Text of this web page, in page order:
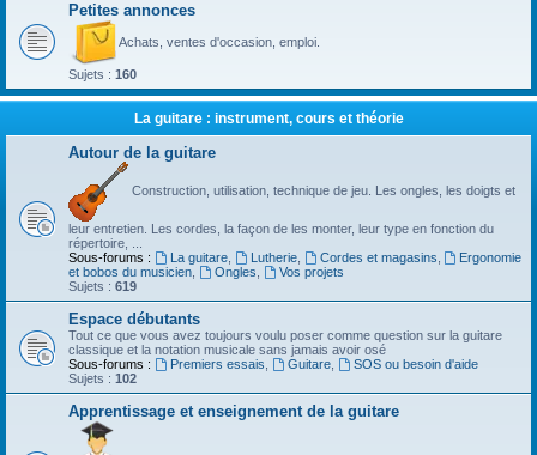
Petites annonces
Achats, ventes d'occasion, emploi.
Sujets : 160
La guitare : instrument, cours et théorie
Autour de la guitare
Construction, utilisation, technique de jeu. Les ongles, les doigts et
leur entretien. Les cordes, la façon de les monter, leur type en fonction du
répertoire, ...
Sous-forums :
La guitare, Lutherie, Cordes et magasins
Ergonomie
et bobos du musicien
Ongles
Vos projets
Sujets : 619
Espace débutants
Tout ce que vous avez toujours voulu poser comme question sur la guitare
classique et la notation musicale sans jamais avoir osé
Sous-forums :
Premiers essais Guitare,
SOS ou besoin d'aide
Sujets : 102
Apprentissage et enseignement de la guitare